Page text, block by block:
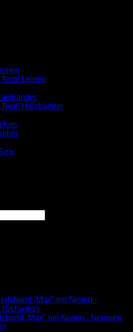
Leinen
Halsbänder
Produkte im Warenkorb.
„Max" mit Nieten - Neopren